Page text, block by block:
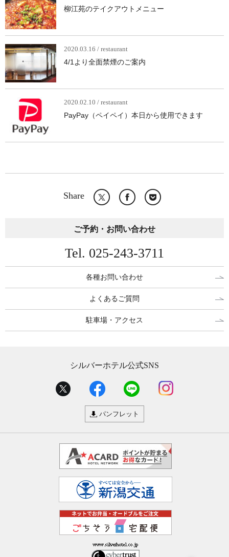
柳江苑のテイクアウトメニュー
2020.03.16 / restaurant
4/1より全面禁煙のご案内
2020.02.10 / restaurant
PayPay（ペイペイ）本日から使用できます
Share
ご予約・お問い合わせ
Tel. 025-243-3711
各種お問い合わせ
よくあるご質問
駐車場・アクセス
シルバーホテル公式SNS
パンフレット